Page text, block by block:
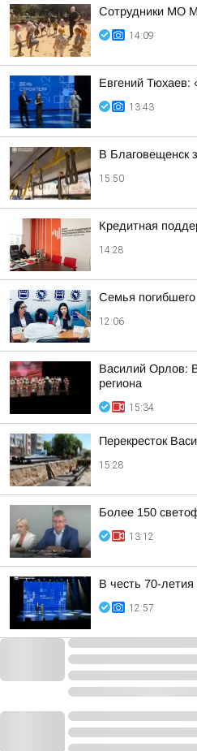
Сотрудники МО
14:09
Евгений Тюхаев:
13:43
В Благовещенск
15:50
Кредитная
14:28
Семья
12:06
Василий Орлов:
региона
15:34
Перекресток
15:28
Более 150
13:12
В честь 70-
12:57